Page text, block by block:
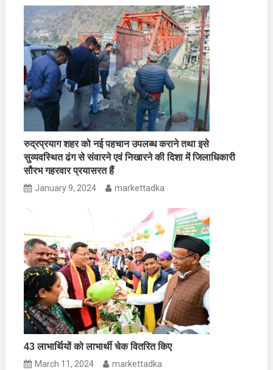
रुद्रप्रयाग शहर को नई पहचान उपलब्ध कराने तथा इसे
सुव्यवस्थित ढंग से संवारने एवं निखारने की दिशा में जिलाधिकारी
सौरभ गहरवार प्रयासरत हैं
January 9, 2024 markettadka
43 लाभार्थियों को लाभार्थी चेक वितरित किए
March 11, 2024 markettadka